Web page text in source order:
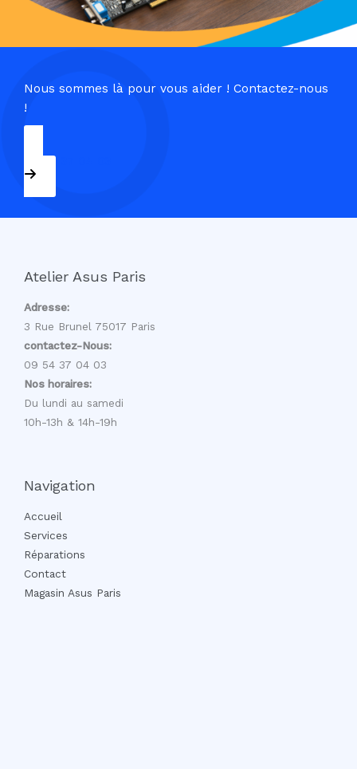
Nous sommes là pour vous aider ! Contactez-nous
!
09 54 37 04 03
Atelier Asus Paris
Adresse:
3 Rue Brunel 75017 Paris
contactez-Nous:
09 54 37 04 03
Nos horaires:
Du lundi au samedi
10h-13h & 14h-19h
Navigation
Accueil
Services
Réparations
Contact
Magasin Asus Paris